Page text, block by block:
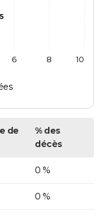
5
6 8 10
de
% des
décès
0 %
0 %